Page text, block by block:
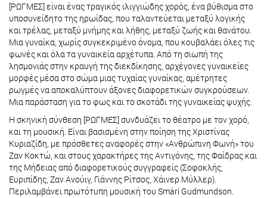
[ΡΩΓΜΕΣ] είναι ένας τραγικός ιλιγγιώδης χορός, ένα βύθισμα στο
υποσυνείδητο της ηρωίδας, που ταλαντεύεται μεταξύ λογικής
και τρέλας, μεταξύ μνήμης και λήθης, μεταξύ ζωής και θανάτου.
Μια γυναίκα, χωρίς συγκεκριμένο όνομα, που κουβαλάει όλες τις
φωνές και όλα τα γυναικεία αρχέτυπα. Από τη σιωπή της
λησμονιάς στην κραυγή της διεκδίκησης, αρχέγονες γυναικείες
μορφές μέσα στο σώμα μιας τυχαίας γυναίκας, αμέτρητες
ρωγμές να αποκαλύπτουν άξονες διαφορετικών συγκρούσεων.
Μια παράσταση για το φως και το σκοτάδι της γυναικείας ψυχής.
Η σκηνική σύνθεση [ΡΩΓΜΕΣ] συνδυάζει το θέατρο με τον χορό,
και τη μουσική. Είναι βασισμένη στην ποίηση της Χριστίνας
Κυριαζίδη, με πρόσθετες αναφορές στην «Ανθρώπινη Φωνή» του
Ζαν Κοκτώ, και στους χαρακτήρες της Αντιγόνης, της Φαίδρας και
της Μήδειας από διαφορετικούς συγγραφείς (Σοφοκλής,
Ευριπίδης, Ζαν Ανούιγ, Γιάννης Ρίτσος, Χάινερ Μύλλερ).
Περιλαμβάνει πρωτότυπη μουσική του Smári Gudmundson.